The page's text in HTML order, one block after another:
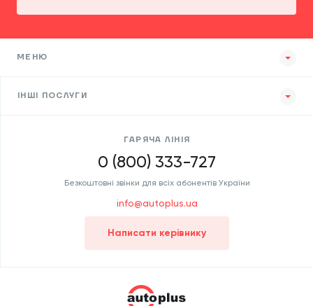
МЕНЮ
ІНШІ ПОСЛУГИ
ГАРЯЧА ЛІНІЯ
0 (800) 333-727
Безкоштовні звінки для всіх абонентів України
info@autoplus.ua
Написати керівнику